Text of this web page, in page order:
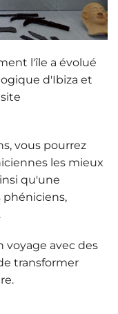
l'île a évolué
d'Ibiza et
, vous pourrez
les mieux
qu'une
voyage avec des
transformer